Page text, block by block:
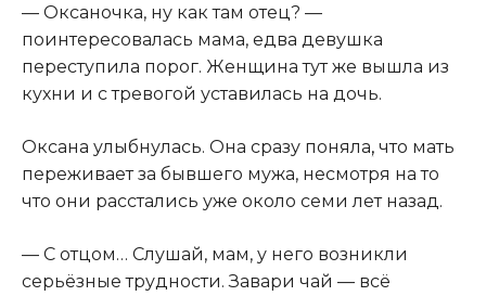
— Оксаночка, ну как там отец? —
поинтересовалась мама, едва девушка
переступила порог. Женщина тут же вышла из
кухни и с тревогой уставилась на дочь.
Оксана улыбнулась. Она сразу поняла, что мать
переживает за бывшего мужа, несмотря на то
что они расстались уже около семи лет назад.
— С отцом… Слушай, мам, у него возникли
серьёзные трудности. Завари чай — всё